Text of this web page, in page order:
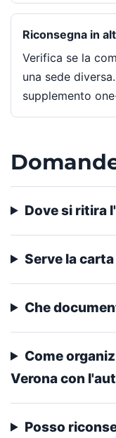
Riconsegna in
Verifica se la
una sede
supplemento
Dove si ritira
Serve la
Che
Come
Verona con
Posso